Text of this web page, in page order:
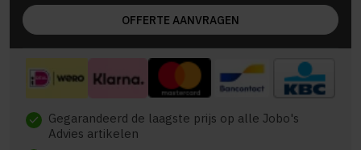
OFFERTE AANVRAGEN
check Gegarandeerd de laagste prijs op alle Jobo's
Advies artikelen